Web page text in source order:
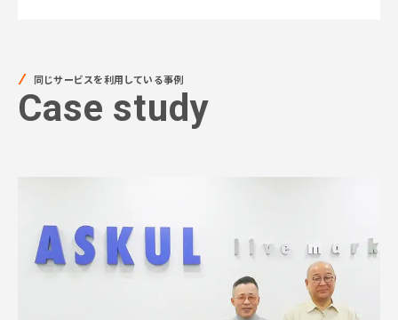
同じサービスを利用している事例
Case study